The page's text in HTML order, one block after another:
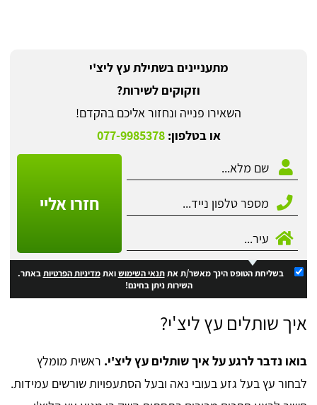
מתעניינים בשתילת עץ ליצ'י
וזקוקים לשירות?
השאירו פנייה ונחזור אליכם בהקדם!
או בטלפון:077-9985378
חזרו אליי
בשליחת הטופס הינך מאשר/ת אתתנאי השימושואתמדיניות הפרטיותבאתר.
השירות ניתן בחינם!
איך שותלים עץ ליצ'י?
בואו נדבר לרגע על איך שותלים עץ ליצ'י. ראשית מומלץ
לבחור עץ בעל גזע בעובי נאה ובעל הסתעפויות שורשים עמידות.